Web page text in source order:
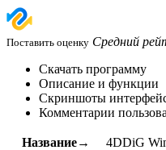
Поставить оценку Средний
Скачать программу
Описание и функции
Скриншоты
Комментарии
Название→
4DDiG